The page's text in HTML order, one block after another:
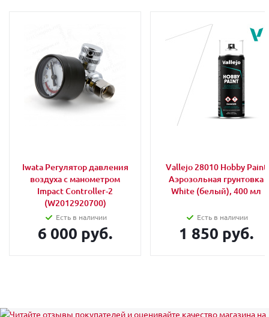
Iwata Регулятор давления
воздуха с манометром
Impact Controller-2
(W2012920700)
Есть в наличии
6 000 руб.
Vallejo 28010 Hobby Paint
Аэрозольная грунтовка
White (белый), 400 мл
Есть в наличии
1 850 руб.